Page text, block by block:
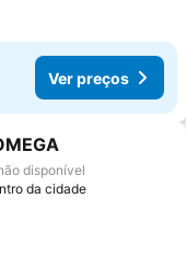
Ver preços
aos favoritos
disponível
da cidade